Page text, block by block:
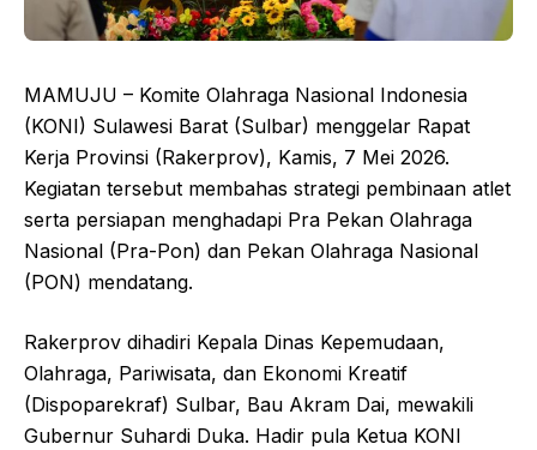
MAMUJU – Komite Olahraga Nasional Indonesia
(KONI) Sulawesi Barat (Sulbar) menggelar Rapat
Kerja Provinsi (Rakerprov), Kamis, 7 Mei 2026.
Kegiatan tersebut membahas strategi pembinaan atlet
serta persiapan menghadapi Pra Pekan Olahraga
Nasional (Pra-Pon) dan Pekan Olahraga Nasional
(PON) mendatang.
Rakerprov dihadiri Kepala Dinas Kepemudaan,
Olahraga, Pariwisata, dan Ekonomi Kreatif
(Dispoparekraf) Sulbar, Bau Akram Dai, mewakili
Gubernur Suhardi Duka. Hadir pula Ketua KONI